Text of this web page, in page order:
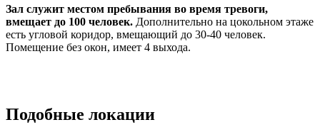
Зал служит местом пребывания во время тревоги,
вмещает до 100 человек. Дополнительно на цокольном этаже
есть угловой коридор, вмещающий до 30-40 человек.
Помещение без окон, имеет 4 выхода.
Подобные локации